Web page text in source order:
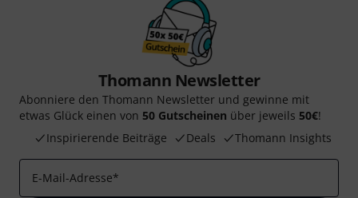
Thomann Newsletter
Abonniere den Thomann Newsletter und gewinne mit
etwas Glück einen von 50 Gutscheinen über jeweils 50€!
Inspirierende Beiträge
Deals Thomann Insights
E-Mail-Adresse*